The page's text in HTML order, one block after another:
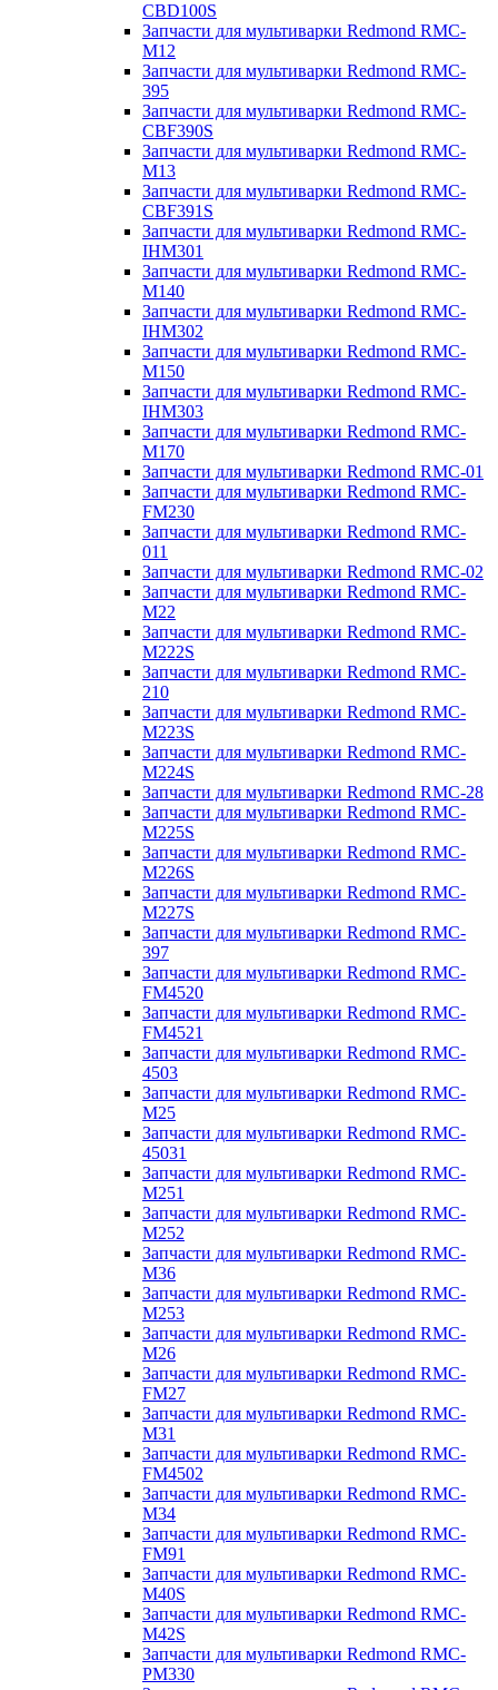
CBD100S
Запчасти для мультиварки Redmond RMC-
M12
Запчасти для мультиварки Redmond RMC-
395
Запчасти для мультиварки Redmond RMC-
CBF390S
Запчасти для мультиварки Redmond RMC-
M13
Запчасти для мультиварки Redmond RMC-
CBF391S
Запчасти для мультиварки Redmond RMC-
IHM301
Запчасти для мультиварки Redmond RMC-
M140
Запчасти для мультиварки Redmond RMC-
IHM302
Запчасти для мультиварки Redmond RMC-
M150
Запчасти для мультиварки Redmond RMC-
IHM303
Запчасти для мультиварки Redmond RMC-
M170
Запчасти для мультиварки Redmond RMC-01
Запчасти для мультиварки Redmond RMC-
FM230
Запчасти для мультиварки Redmond RMC-
011
Запчасти для мультиварки Redmond RMC-02
Запчасти для мультиварки Redmond RMC-
M22
Запчасти для мультиварки Redmond RMC-
M222S
Запчасти для мультиварки Redmond RMC-
210
Запчасти для мультиварки Redmond RMC-
M223S
Запчасти для мультиварки Redmond RMC-
M224S
Запчасти для мультиварки Redmond RMC-28
Запчасти для мультиварки Redmond RMC-
M225S
Запчасти для мультиварки Redmond RMC-
M226S
Запчасти для мультиварки Redmond RMC-
M227S
Запчасти для мультиварки Redmond RMC-
397
Запчасти для мультиварки Redmond RMC-
FM4520
Запчасти для мультиварки Redmond RMC-
FM4521
Запчасти для мультиварки Redmond RMC-
4503
Запчасти для мультиварки Redmond RMC-
M25
Запчасти для мультиварки Redmond RMC-
45031
Запчасти для мультиварки Redmond RMC-
M251
Запчасти для мультиварки Redmond RMC-
M252
Запчасти для мультиварки Redmond RMC-
M36
Запчасти для мультиварки Redmond RMC-
M253
Запчасти для мультиварки Redmond RMC-
M26
Запчасти для мультиварки Redmond RMC-
FM27
Запчасти для мультиварки Redmond RMC-
M31
Запчасти для мультиварки Redmond RMC-
FM4502
Запчасти для мультиварки Redmond RMC-
M34
Запчасти для мультиварки Redmond RMC-
FM91
Запчасти для мультиварки Redmond RMC-
M40S
Запчасти для мультиварки Redmond RMC-
M42S
Запчасти для мультиварки Redmond RMC-
PM330